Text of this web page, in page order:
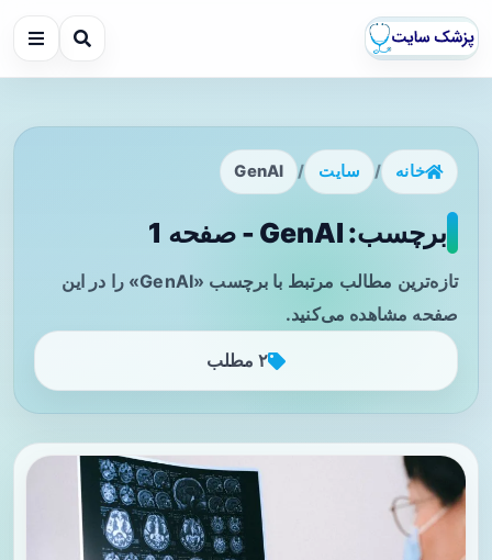
خانه / سایت /
GenAI
برچسب: GenAI - صفحه 1
تازه‌ترین مطالب مرتبط با برچسب «GenAI» را در این
صفحه مشاهده می‌کنید.
۲ مطلب